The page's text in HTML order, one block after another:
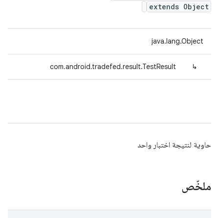
extends Object
java.lang.Object
↳
com.android.tradefed.result.TestResult
حاوية لنتيجة اختبار واحد
ملخّص